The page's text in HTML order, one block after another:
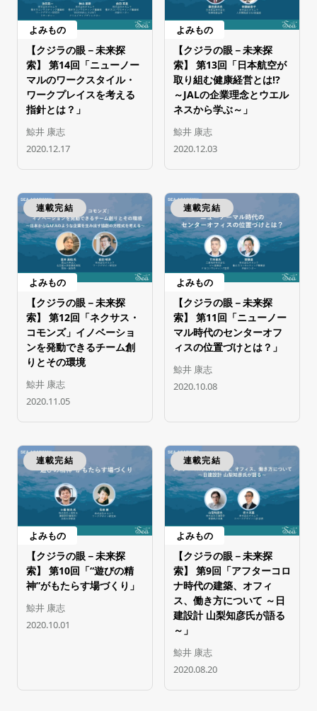
よみもの
【クジラの眼－未来探
索】 第14回「ニューノー
マルのワークスタイル・
ワークプレイスを考える
指針とは？」
鯨井 康志
2020.12.17
よみもの
【クジラの眼－未来探
索】 第13回「日本航空が
取り組む健康経営とは!?
～JALの企業理念とウエル
ネスから学ぶ～」
鯨井 康志
2020.12.03
連載完結
よみもの
【クジラの眼－未来探
索】 第12回「ネクサス・
コモンズ」イノベーショ
ンを発動できるチーム創
りとその環境
鯨井 康志
2020.11.05
連載完結
よみもの
【クジラの眼－未来探
索】 第11回「ニューノー
マル時代のセンターオフ
ィスの位置づけとは？」
鯨井 康志
2020.10.08
連載完結
よみもの
【クジラの眼－未来探
索】 第10回「“遊びの精
神”がもたらす場づくり」
鯨井 康志
2020.10.01
連載完結
よみもの
【クジラの眼－未来探
索】 第9回「アフターコロ
ナ時代の建築、オフィ
ス、働き方について ～日
建設計 山梨知彦氏が語る
～」
鯨井 康志
2020.08.20